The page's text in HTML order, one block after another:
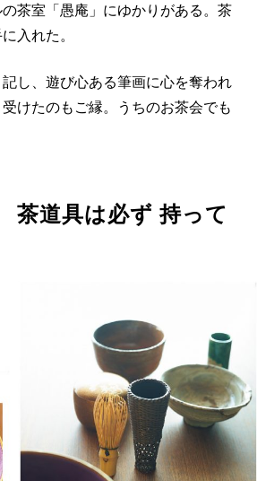
茶室「愚庵」にゆかりがある。茶
入れた。
記し、遊び心ある筆画に心を奪われ
けたのもご縁。うちのお茶会でも
茶道具は必ず 持って